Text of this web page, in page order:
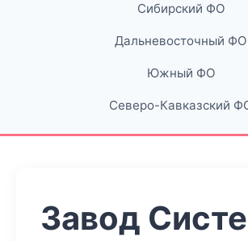
Сибирский ФО
Дальневосточный ФО
Южный ФО
Северо-Кавказский
Завод